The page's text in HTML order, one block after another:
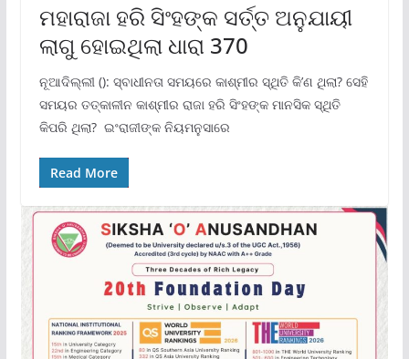
ମହାରାଜା ହରି ସିଂହଙ୍କ ସର୍ତ୍ତ ଅନୁଯାୟୀ
ଲାଗୁ ହୋଇଥିଲା ଧାରା 370
ନୂଆଦିଲ୍ଲୀ (): ସ୍ବାଧୀନତା ସମୟରେ କାଶ୍ମୀର ସ୍ଥିତି କି’ଣ ଥିଲା? ସେହି
ସମୟର ତତ୍କାଳୀନ କାଶ୍ମୀର ରାଜା ହରି ସିଂହଙ୍କ ମାନସିକ ସ୍ଥିତି
କିପରି ଥିଲା? ଇଂରାଜୀଙ୍କ ନିୟମନୁସାରେ
Read More